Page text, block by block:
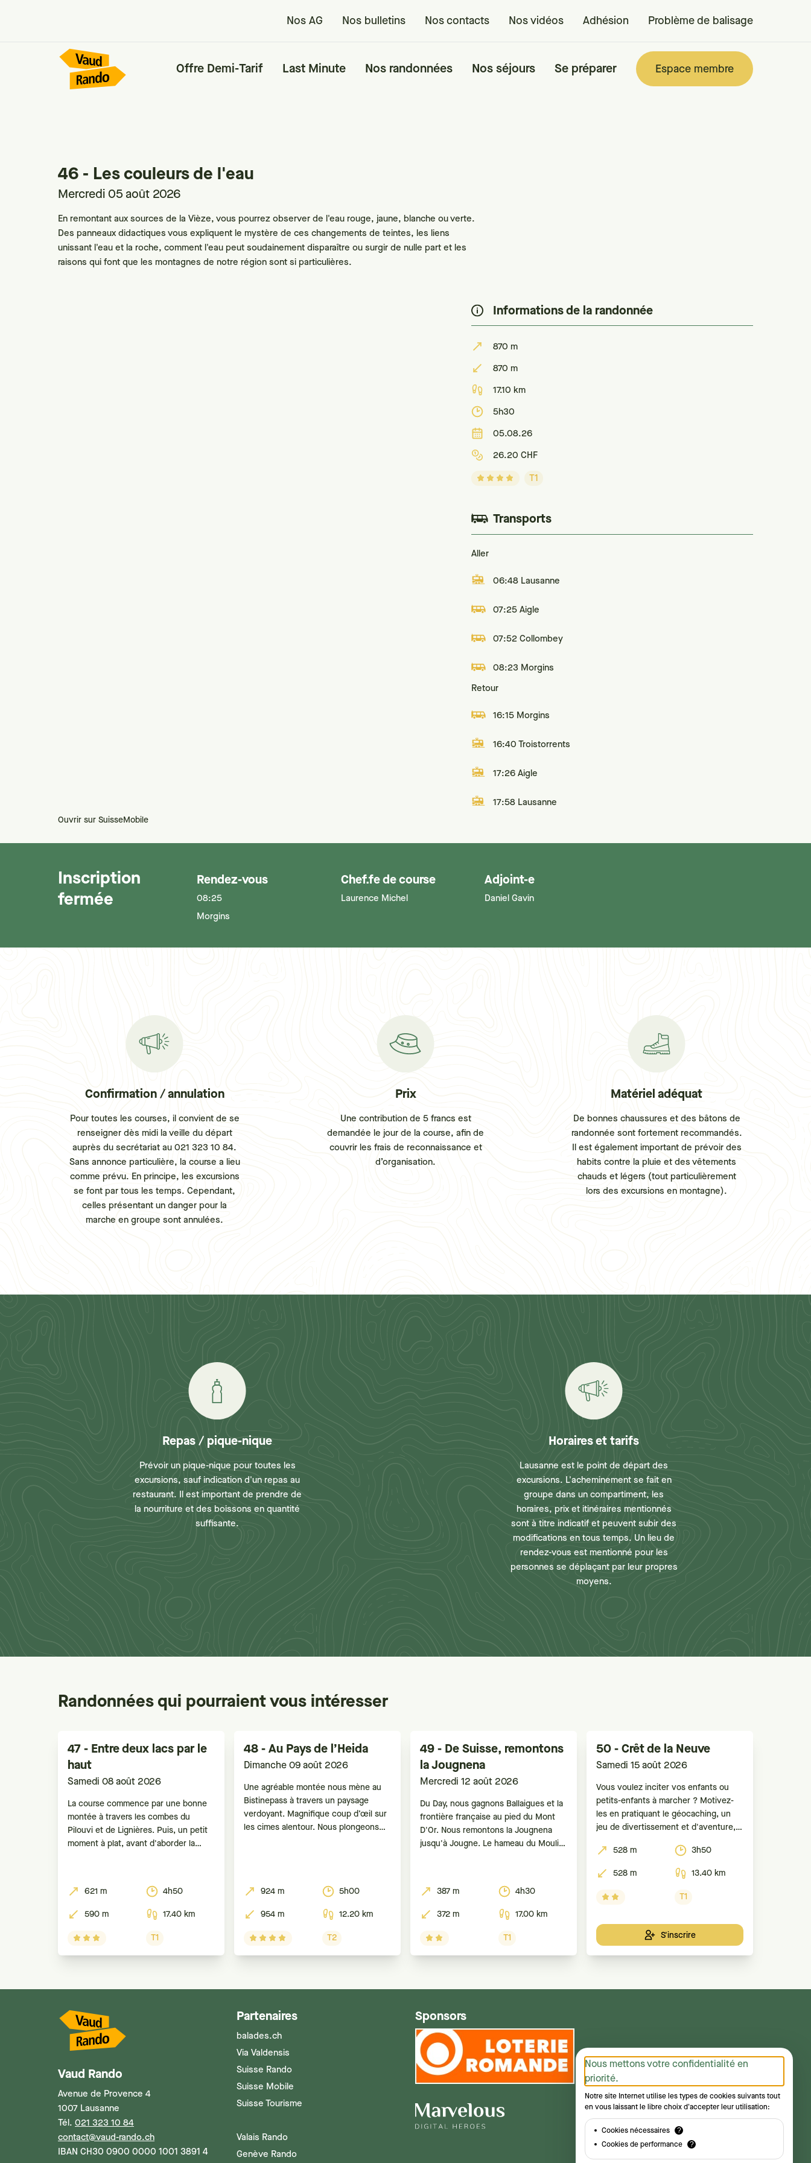
Offre Demi-Tarif Last Minute Nos randonnées Nos séjours Se préparer
Nos AG Nos bulletins Nos contacts Nos vidéos Adhésion Problème de balisage
Espace membre
46 - Les couleurs de l'eau
Mercredi 05 août 2026
En remontant aux sources de la Vièze, vous pourrez observer de l'eau rouge, jaune, blanche ou verte.
Des panneaux didactiques vous expliquent le mystère de ces changements de teintes, les liens
unissant l'eau et la roche, comment l'eau peut soudainement disparaître ou surgir de nulle part et les
raisons qui font que les montagnes de notre région sont si particulières.
Informations de la randonnée
870 m
870 m
17.10 km
5h30
05.08.26
26.20 CHF
T1
Transports
Aller
06:48 Lausanne
07:25 Aigle
07:52 Collombey
08:23 Morgins
Retour
16:15 Morgins
16:40 Troistorrents
17:26 Aigle
17:58 Lausanne
Ouvrir sur SuisseMobile
Inscription
fermée
Rendez-vous
08:25
Morgins
Chef.fe de course
Laurence Michel
Adjoint-e
Daniel Gavin
Confirmation / annulation
Pour toutes les courses, il convient de se
renseigner dès midi la veille du départ
auprès du secrétariat au 021 323 10 84.
Sans annonce particulière, la course a lieu
comme prévu. En principe, les excursions
se font par tous les temps. Cependant,
celles présentant un danger pour la
marche en groupe sont annulées.
Prix
Une contribution de 5 francs est
demandée le jour de la course, afin de
couvrir les frais de reconnaissance et
d’organisation.
Matériel adéquat
De bonnes chaussures et des bâtons de
randonnée sont fortement recommandés.
Il est également important de prévoir des
habits contre la pluie et des vêtements
chauds et légers (tout particulièrement
lors des excursions en montagne).
Repas / pique-nique
Prévoir un pique-nique pour toutes les
excursions, sauf indication d'un repas au
restaurant. Il est important de prendre de
la nourriture et des boissons en quantité
suffisante.
Horaires et tarifs
Lausanne est le point de départ des
excursions. L'acheminement se fait en
groupe dans un compartiment, les
horaires, prix et itinéraires mentionnés
sont à titre indicatif et peuvent subir des
modifications en tous temps. Un lieu de
rendez-vous est mentionné pour les
personnes se déplaçant par leur propres
moyens.
Randonnées qui pourraient vous intéresser
47 - Entre deux lacs par le
haut
Samedi 08 août 2026
La course commence par une bonne
montée à travers les combes du
Pilouvi et de Lignières. Puis, un petit
moment à plat, avant d'aborder la
621 m
4h50
590 m
17.40 km
T1
48 - Au Pays de l’Heida
Dimanche 09 août 2026
Une agréable montée nous mène au
Bistinepass à travers un paysage
verdoyant. Magnifique coup d’œil sur
les cimes alentour. Nous plongeons
courte descente
924 m
5h00
954 m
12.20 km
T2
49 - De Suisse, remontons
la Jougnena
Mercredi 12 août 2026
Du Day, nous gagnons Ballaigues et la
frontière française au pied du Mont
D'Or. Nous remontons la Jougnena
jusqu'à Jougne. Le hameau du Moulin
La rivière a sa source en Suisse, au
pied des Aiguilles de Baulmes, et se
387 m
4h30
372 m
17.00 km
T1
50 - Crêt de la Neuve
Samedi 15 août 2026
Vous voulez inciter vos enfants ou
petits-enfants à marcher ? Motivez-
les en pratiquant le géocaching, un
jeu de divertissement et d'aventure,
tech et course d’orientation. A l'aide
d'un GPS ou d'un smartphone, le but
est de retrouver des boîtes (appelées
caches ou géocaches) dissimulées.
528 m
3h50
528 m
13.40 km
T1
S'inscrire
Vaud Rando
Avenue de Provence 4
1007 Lausanne
Tél. 021 323 10 84
contact@vaud-rando.ch
IBAN CH30 0900 0000 1001 3891 4
Partenaires
balades.ch
Via Valdensis
Suisse Rando
Suisse Mobile
Suisse Tourisme
Valais Rando
Genève Rando
Sponsors
Nous mettons votre confidentialité en
priorité.
Notre site Internet utilise les types de cookies suivants tout
en vous laissant le libre choix d'accepter leur utilisation:
Cookies nécessaires ?
Cookies de performance ?